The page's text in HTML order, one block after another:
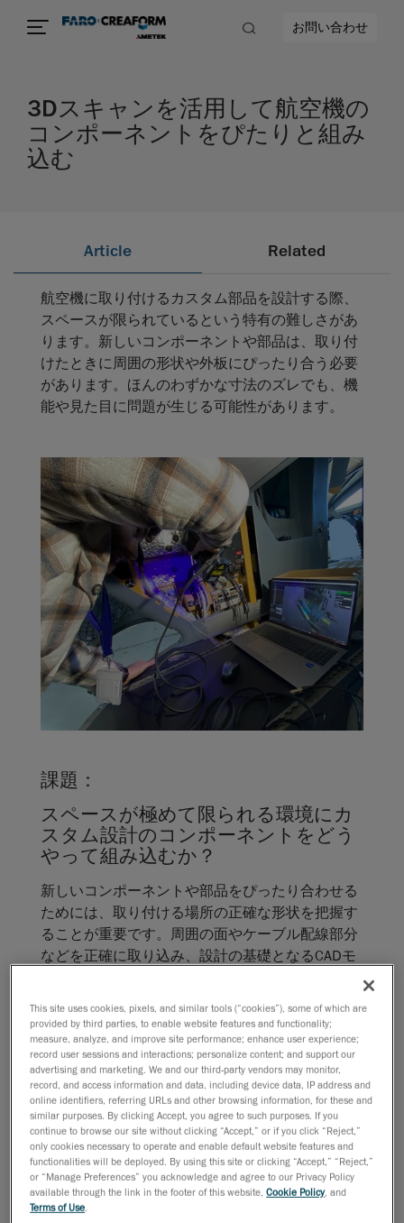
お問い合わせ
3Dスキャンを活用して航空機の
コンポーネントをぴたりと組み
込む
Article Related
航空機に取り付けるカスタム部品を設計する際、
スペースが限られているという特有の難しさがあ
ります。新しいコンポーネントや部品は、取り付
けたときに周囲の形状や外板にぴったり合う必要
があります。ほんのわずかな寸法のズレでも、機
能や見た目に問題が生じる可能性があります。
課題：
スペースが極めて限られる環境にカ
スタム設計のコンポーネントをどう
やって組み込むか？
新しいコンポーネントや部品をぴったり合わせる
ためには、取り付ける場所の正確な形状を把握す
ることが重要です。周囲の面やケーブル配線部分
などを正確に取り込み、設計の基礎となるCADモ
従来の測定ツールや手作業によるデ
ータ収集がもたらす限界とは？
手作業でデータを集める方法は、時間がかかるう
えにミスが起こりやすく、精度や再現性に限界が
あります。部品の形状が複雑だったり、表面の特
性によっては、必要なデータや計測精度を確保で
きなかったりもします。
This site uses cookies, pixels, and similar tools (“cookies”), some of which are
provided by third parties, to enable website features and functionality;
measure, analyze, and improve site performance; enhance user experience;
record user sessions and interactions; personalize content; and support our
advertising and marketing. We and our third-party vendors may monitor,
record, and access information and data, including device data, IP address and
online identifiers, referring URLs and other browsing information, for these and
similar purposes. By clicking Accept, you agree to such purposes. If you
continue to browse our site without clicking “Accept,” or if you click “Reject,”
only cookies necessary to operate and enable default website features and
functionalities will be deployed. By using this site or clicking “Accept,” “Reject,”
or “Manage Preferences” you acknowledge and agree to our Privacy Policy
available through the link in the footer of this website,Cookie Policy, and
Terms of Use.